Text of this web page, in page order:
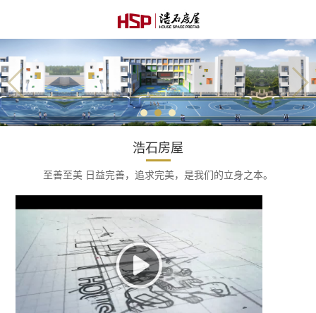
浩石房屋
至善至美 日益完善，追求完美，是我们的立身之本。